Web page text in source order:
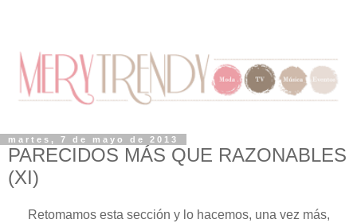
martes, 7 de mayo de 2013
PARECIDOS MÁS QUE RAZONABLES
(XI)
Retomamos esta sección y lo hacemos, una vez más,